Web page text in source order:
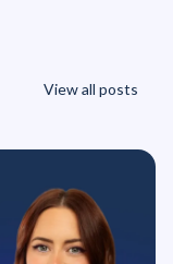
View all posts